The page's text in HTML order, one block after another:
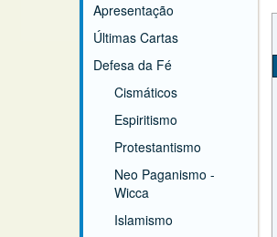
Apresentação
Últimas Cartas
Defesa da Fé
Cismáticos
Espiritismo
Protestantismo
Neo Paganismo -
Wicca
Islamismo